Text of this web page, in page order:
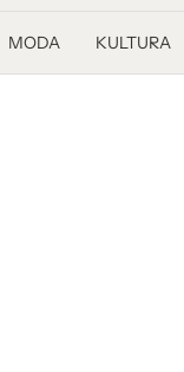
MODA KULTURA